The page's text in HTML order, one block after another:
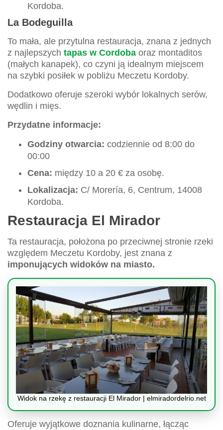
Kordoba.
La Bodeguilla
To mała, ale przytulna restauracja, znana z jednych
z najlepszych tapas w Cordoba oraz montaditos
(małych kanapek), co czyni ją idealnym miejscem
na szybki posiłek w pobliżu Meczetu Kordoby.
Dodatkowo oferuje szeroki wybór lokalnych serów,
wędlin i mięs.
Przydatne informacje:
Godziny otwarcia: codziennie od 8:00 do
00:00
Cena: między 10 a 20 € za osobę.
Lokalizacja: C/ Morería, 6, Centrum, 14008
Kordoba.
Restauracja El Mirador
Ta restauracja, położona po przeciwnej stronie rzeki
względem Meczetu Kordoby, jest znana z
imponujących widoków na miasto.
Widok na rzekę z restauracji El Mirador | elmiradordelrio.net
Oferuje wyjątkowe doznania kulinarne, łącząc